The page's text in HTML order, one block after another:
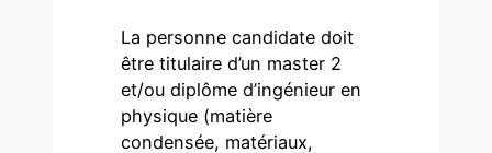
La personne candidate doit
être titulaire d’un master 2
et/ou diplôme d’ingénieur en
physique (matière
condensée, matériaux,